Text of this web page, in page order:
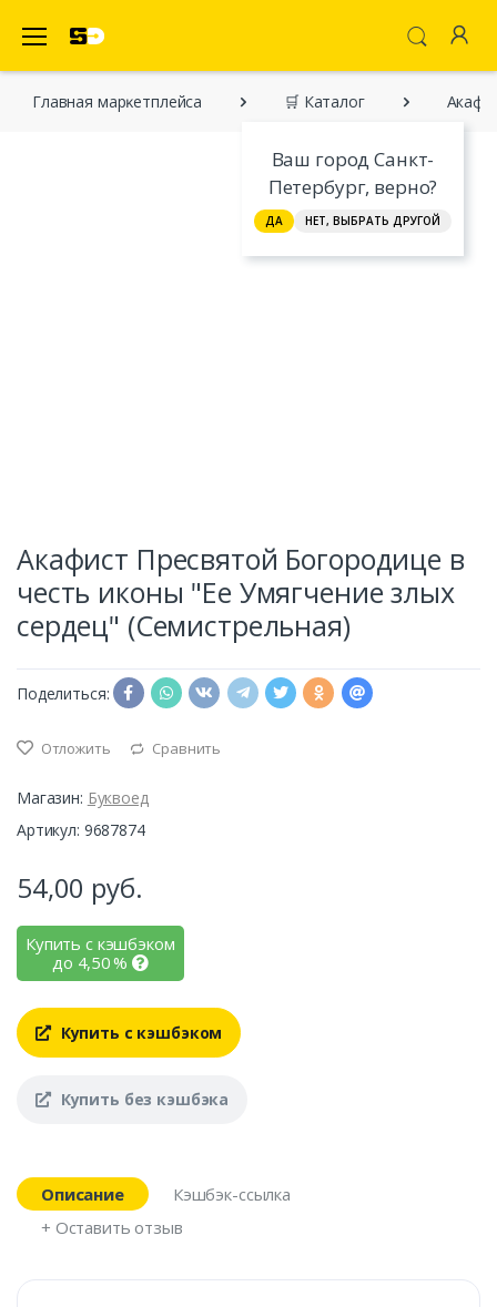
Ваш город Санкт-
Петербург, верно?
ДА НЕТ, ВЫБРАТЬ ДРУГОЙ
Главная марĸетплейса 🛒 Каталог
Акафист Пресвятой Богородице в
честь иконы "Ее Умягчение злых
сердец" (Семистрельная)
Поделиться:
Отложить Сравнить
Магазин: Буквоед
Артикул: 9687874
54,00 руб.
Купить с кэшбэком
до 4,50%
Купить с кэшбэком
Купить без кэшбэка
Описание
Кэшбэк-ссылка
+ Оставить отзыв